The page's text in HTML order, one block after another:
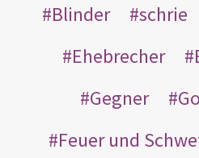
Blinder
schrie
Ehebrecher
Gegner
Feuer und